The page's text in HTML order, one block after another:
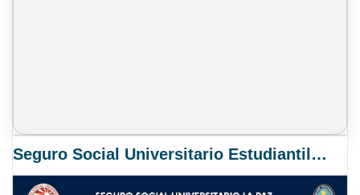
Seguro Social Universitario Estudiantil SSUE